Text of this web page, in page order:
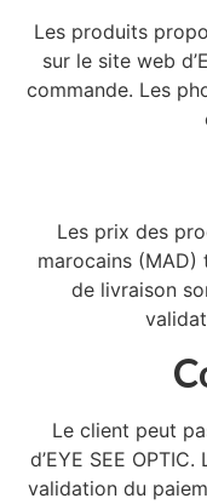
Les produits
sur le site web
commande. Les
Les prix des
marocains (MAD)
de livraison
Le client peut
d’EYE SEE
validation du